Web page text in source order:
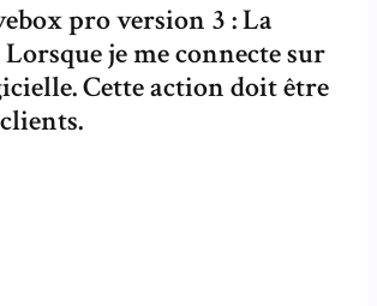
pro version 3 : La
je me connecte sur
Cette action doit être